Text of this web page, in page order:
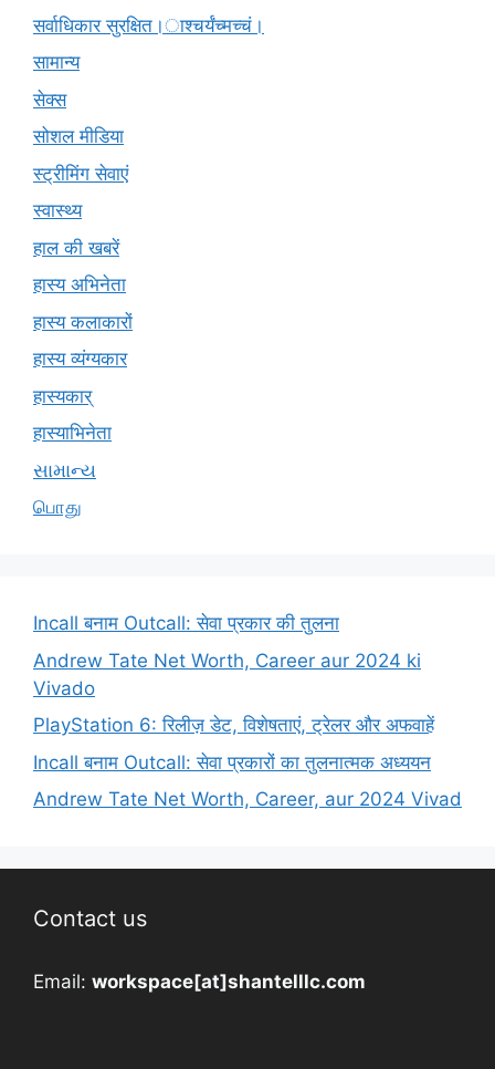
सर्वाधिकार सुरक्षित।ाश्चर्यंच्मच्चं।
सामान्य
सेक्स
सोशल मीडिया
स्ट्रीमिंग सेवाएं
स्वास्थ्य
हाल की खबरें
हास्य अभिनेता
हास्य कलाकारों
हास्य व्यंग्यकार
हास्यकार्
हास्याभिनेता
સામાન્ય
பொது
Incall बनाम Outcall: सेवा प्रकार की तुलना
Andrew Tate Net Worth, Career aur 2024 ki
Vivado
PlayStation 6: रिलीज़ डेट, विशेषताएं, ट्रेलर और अफवाहें
Incall बनाम Outcall: सेवा प्रकारों का तुलनात्मक अध्ययन
Andrew Tate Net Worth, Career, aur 2024 Vivad
Contact us
Email: workspace[at]shantelllc.com